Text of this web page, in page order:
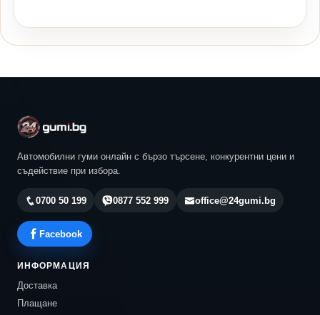
Автомобилни гуми онлайн с бързо търсене, конкурентни цени и
съдействие при избора.
0700 50 199 0877 552 999 office@24gumi.bg
Facebook
ИНФОРМАЦИЯ
Доставка
Плащане